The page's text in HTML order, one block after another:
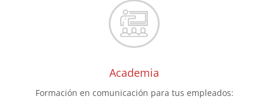
Academia
Formación en comunicación para tus empleados: